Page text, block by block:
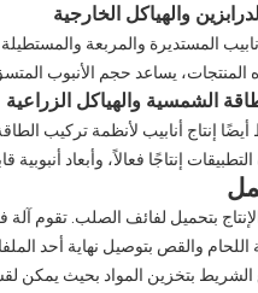
والهياكل الخارجية
المستديرة والمربعة
المنتجات، يساعد حجم الأنبوب
الشمسية والهياكل الزراعية
إنتاج أنابيب لأنظمة تركيب
إنتاجًا فعالاً، وأبعاد
الإنتاج بتحميل لفائف الصلب. تقوم
اللحام والقص بتوصيل نهاية أحد
بتخزين المواد بحيث يمكن